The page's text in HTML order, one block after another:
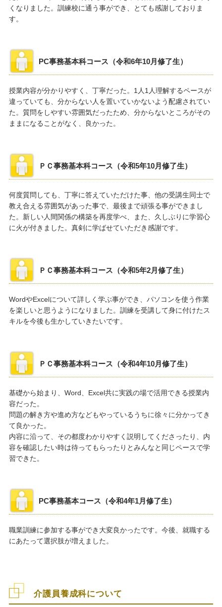
くなりました。訓練校に通う事ができ、とても感謝しておりま
す。
PC事務基本科コース（令和6年10月修了生）
授業内容が分かりやすく、丁寧だった。1人1人理解するペースが
違っていても、分からない人を置いていかないよう配慮されてい
た。質問をしやすい雰囲気だったため、分からないところがその
ままになることがなく、良かった。
ＰＣ事務基本科コース（令和5年10月修了生）
何度質問しても、丁寧に答えていただけた事、他の受講生同士で
教え合える雰囲気があった事で、最後まで頑張る事ができまし
た。新しい人間関係の構築を再度学べ、また、久しぶりに学習心
に火が付きました。真剣に学ばせていただき感謝です。
ＰＣ事務基本科コース（令和5年2月修了生）
WordやExcelについて詳しく学ぶ事ができ、パソコンを使う作業
を楽しいと思うようになりました。訓練を受講して身に付けたス
キルを今後も生かしていきたいです。
ＰＣ事務基本科コース（令和4年10月修了生）
基礎から始まり、Word、Excel共に実践の場で活用できる授業内
容だった。
問題の解き方や進め方などもやっているうちに徐々に分かってき
て良かった。
内容に沿って、その都度わかりやすく説明してくださったり、内
容を確認したい時は待ってもらったりとみんなと同じペースで学
習できた。
PC事務基本コース（令和4年1月修了生）
職業訓練に参加する事ができ大変良かったです。今後、就職する
にあたって選択肢が増えました。
介護員養成科について